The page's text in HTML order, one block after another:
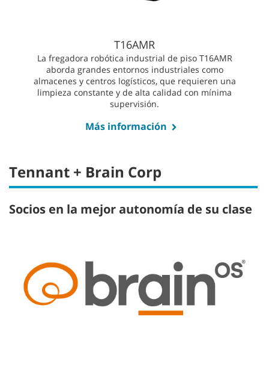
T16AMR
La fregadora robótica industrial de piso T16AMR
aborda grandes entornos industriales como
almacenes y centros logísticos, que requieren una
limpieza constante y de alta calidad con mínima
supervisión.
Más información
Tennant + Brain Corp
Socios en la mejor autonomía de su clase